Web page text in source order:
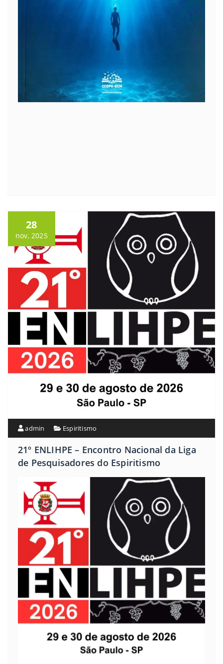
28
nov, 2025
admin Espiritismo
21º ENLIHPE – Encontro Nacional da Liga
de Pesquisadores do Espiritismo